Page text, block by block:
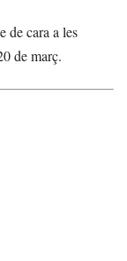
de cara a les
de març.